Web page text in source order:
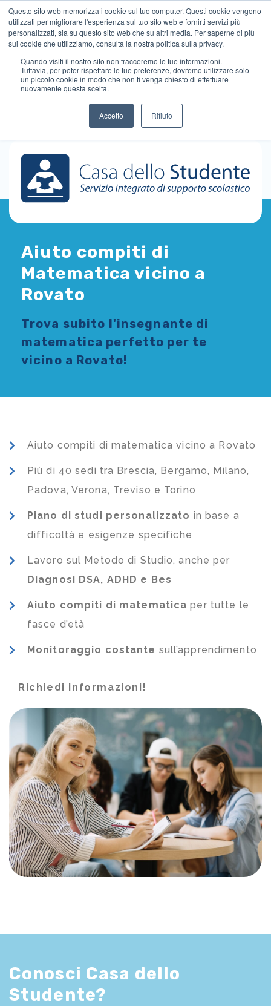
Questo sito web memorizza i cookie sul tuo computer. Questi cookie vengono
utilizzati per migliorare l'esperienza sul tuo sito web e fornirti servizi più
personalizzati, sia su questo sito web che su altri media. Per saperne di più
sui cookie che utilizziamo, consulta la nostra politica sulla privacy.
Quando visiti il ​​nostro sito non tracceremo le tue informazioni.
Tuttavia, per poter rispettare le tue preferenze, dovremo utilizzare solo
un piccolo cookie in modo che non ti venga chiesto di effettuare
nuovamente questa scelta.
Accetto Rifiuto
Aiuto compiti di
Matematica vicino a
Rovato
Trova subito l'insegnante di
matematica perfetto per te
vicino a Rovato!
Aiuto compiti di matematica vicino a Rovato
Più di 40 sedi tra Brescia, Bergamo, Milano,
Padova, Verona, Treviso e Torino
Piano di studi personalizzato in base a
difficoltà e esigenze specifiche
Lavoro sul Metodo di Studio, anche per
Diagnosi DSA, ADHD e Bes
Aiuto compiti di matematica per tutte le
fasce d’età
Monitoraggio costante sull’apprendimento
Richiedi informazioni!
Conosci Casa dello
Studente?